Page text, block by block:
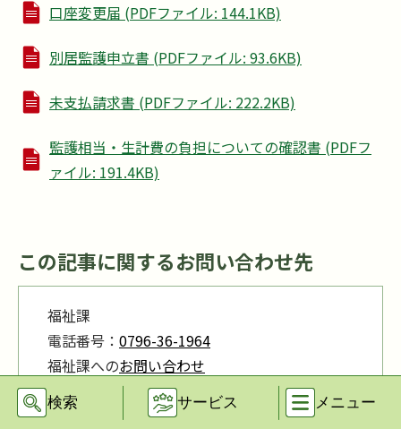
検索 サービス メニュー
口座変更届 (PDFファイル: 144.1KB)
別居監護申立書 (PDFファイル: 93.6KB)
未支払請求書 (PDFファイル: 222.2KB)
監護相当・生計費の負担についての確認書 (PDFフ
ァイル: 191.4KB)
この記事に関するお問い合わせ先
福祉課
電話番号： 0796-36-1964
福祉課へのお問い合わせ